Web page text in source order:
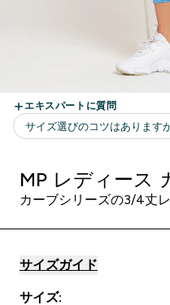
MP レディース
カーブシリーズの3/4丈
サイズガイド
サイズ: